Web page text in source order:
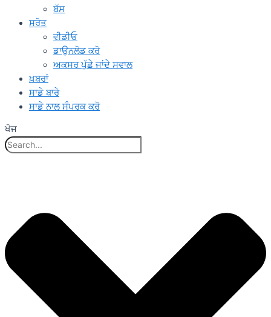
ਬੱਸ
ਸਰੋਤ
ਵੀਡੀਓ
ਡਾਉਨਲੋਡ ਕਰੋ
ਅਕਸਰ ਪੁੱਛੇ ਜਾਂਦੇ ਸਵਾਲ
ਖ਼ਬਰਾਂ
ਸਾਡੇ ਬਾਰੇ
ਸਾਡੇ ਨਾਲ ਸੰਪਰਕ ਕਰੋ
ਖੋਜ